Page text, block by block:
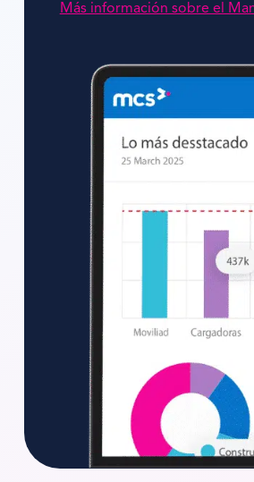
Más información sobre el